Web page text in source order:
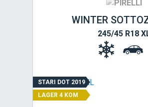
WINTER
245/45 R18
STARI DOT 2019
LAGER 4 KOM